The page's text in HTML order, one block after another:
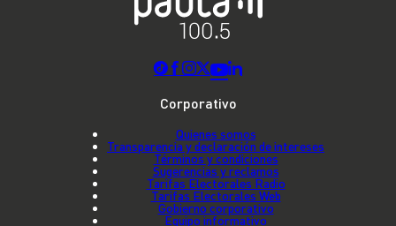
Corporativo
Quienes somos
Transparencia y declaración de intereses
Términos y condiciones
Sugerencias y reclamos
Tarifas Electorales Radio
Tarifas Electorales Web
Gobierno corporativo
Equipo informativo